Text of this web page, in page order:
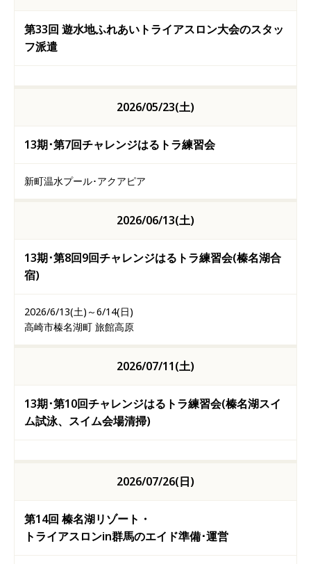
第33回 遊水地ふれあいトライアスロン大会のスタッ
フ派遣
2026/05/23(土)
13期･第7回チャレンジはるトラ練習会
新町温水プール･アクアピア
2026/06/13(土)
13期･第8回9回チャレンジはるトラ練習会(榛名湖合
宿)
2026/6/13(土)～6/14(日)
高崎市榛名湖町 旅館高原
2026/07/11(土)
13期･第10回チャレンジはるトラ練習会(榛名湖スイ
ム試泳、スイム会場清掃)
2026/07/26(日)
第14回 榛名湖リゾート・
トライアスロンin群馬のエイド準備･運営